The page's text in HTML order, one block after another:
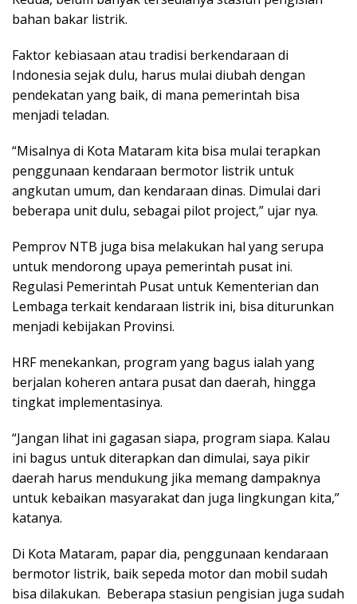
bahan bakar listrik.
Faktor kebiasaan atau tradisi berkendaraan di
Indonesia sejak dulu, harus mulai diubah dengan
pendekatan yang baik, di mana pemerintah bisa
menjadi teladan.
“Misalnya di Kota Mataram kita bisa mulai terapkan
penggunaan kendaraan bermotor listrik untuk
angkutan umum, dan kendaraan dinas. Dimulai dari
beberapa unit dulu, sebagai pilot project,” ujar nya.
Pemprov NTB juga bisa melakukan hal yang serupa
untuk mendorong upaya pemerintah pusat ini.
Regulasi Pemerintah Pusat untuk Kementerian dan
Lembaga terkait kendaraan listrik ini, bisa diturunkan
menjadi kebijakan Provinsi.
HRF menekankan, program yang bagus ialah yang
berjalan koheren antara pusat dan daerah, hingga
tingkat implementasinya.
“Jangan lihat ini gagasan siapa, program siapa. Kalau
ini bagus untuk diterapkan dan dimulai, saya pikir
daerah harus mendukung jika memang dampaknya
untuk kebaikan masyarakat dan juga lingkungan kita,”
katanya.
Di Kota Mataram, papar dia, penggunaan kendaraan
bermotor listrik, baik sepeda motor dan mobil sudah
bisa dilakukan. Beberapa stasiun pengisian juga sudah